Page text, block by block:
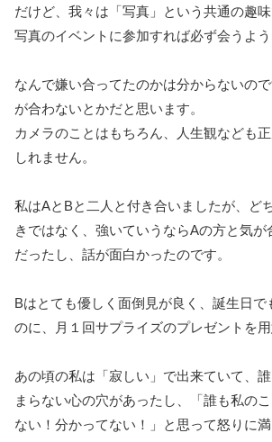
だけど、我々は「写真」という共通の趣味
写真のイベントに参加すれば必ず会うよう
なんで嫌い合ってたのかは分からないの
が合わないとかだと思います。
カメラのことはもちろん、人生観なども
しれません。
私はAとBと二人と付き合いましたが、ど
きではなく、強いていうならAの方と気が
だったし、話が面白かったのです。
Bはとても優しく面倒見が良く、誕生日で
のに、月１回サプライズのプレゼントを用
あの頃の私は「寂しい」で出来ていて、
まらない心の穴があったし、「誰も私の
ない！分かってない！」と思って怒りに